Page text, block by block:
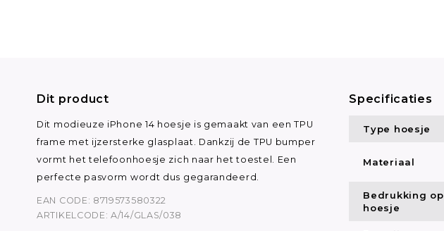
Dit product
Dit modieuze iPhone 14 hoesje is gemaakt van een TPU
frame met ijzersterke glasplaat. Dankzij de TPU bumper
vormt het telefoonhoesje zich naar het toestel. Een
perfecte pasvorm wordt dus gegarandeerd.
EAN CODE: 8719573580322
ARTIKELCODE: A/14/GLAS/038
Specificaties
Type hoesje
Materiaal
Bedrukking op
hoesje